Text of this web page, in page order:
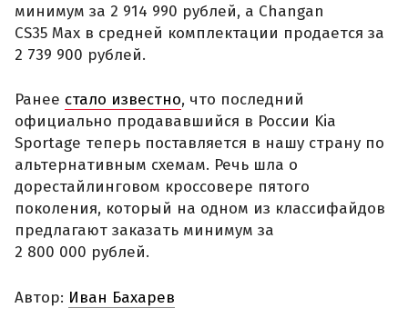
минимум за 2 914 990 рублей, а Changan
CS35 Max в средней комплектации продается за
2 739 900 рублей.
Ранее стало известно, что последний
официально продававшийся в России Kia
Sportage теперь поставляется в нашу страну по
альтернативным схемам. Речь шла о
дорестайлинговом кроссовере пятого
поколения, который на одном из классифайдов
предлагают заказать минимум за
2 800 000 рублей.
Автор: Иван Бахарев